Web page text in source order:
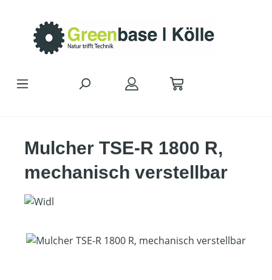
Mulcher TSE-R 1800 R,
mechanisch verstellbar
Bildergalerie überspringen